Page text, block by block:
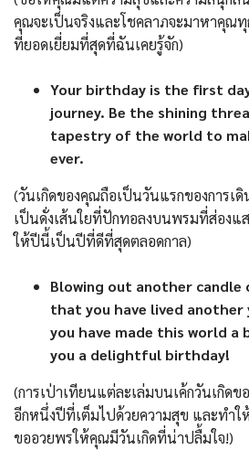
คุณจะเป็นจริงและโชคลาภจะมาหาคุณ
ที่ยอดเยี่ยมที่สุดที่ฉันเคยรู้จัก)
Your birthday is the first
journey. Be the shining
tapestry of the world to
ever.
(วันเกิดของคุณถือเป็นวันแรกของการเ
เป็นดั่งเส้นใยที่ปักทอลงบนพรมที่ส่องแ
ให้ปีนี้เป็นปีที่ดีที่สุดตลอดกาล)
Blowing out another candle
that you have lived
you have made this world a
you a delightful birthday!
(การเป่าเทียนแต่ละเล่มบนเค้กวันเกิด
อีกหนึ่งปีที่เต็มไปด้วยความสุข และทำใ
ขออวยพรให้คุณมีวันเกิดที่น่าปลื้มใจ!)